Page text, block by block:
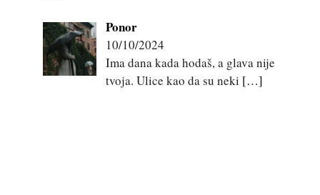
Ponor
10/10/2024
Ima dana kada hodaš, a glava nije
tvoja. Ulice kao da su neki […]